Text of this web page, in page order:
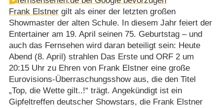
Frank Elstnergilt als einer der letzten großen
Showmaster der alten Schule. In diesem Jahr feiert der
Entertainer am 19. April seinen 75. Geburtstag – und
auch das Fernsehen wird daran beteiligt sein: Heute
Abend (8. April) strahlen Das Erste und ORF 2 um
20:15 Uhr zu Ehren von Frank Elstner eine große
Eurovisions-Überraschungsshow aus, die den Titel
„Top, die Wette gilt..!“ trägt. Angekündigt ist ein
Gipfeltreffen deutscher Showstars, die Frank Elstner